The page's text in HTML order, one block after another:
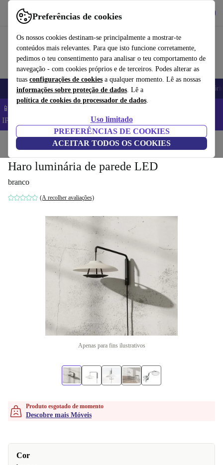
Preferências de cookies
Os nossos cookies destinam-se principalmente a mostrar-te
conteúdos mais relevantes. Para que isto funcione corretamente,
pedimos o teu consentimento para analisar o teu comportamento de
navegação - com cookies próprios e de terceiros. Podes alterar as
tuas configurações de cookies a qualquer momento. Lê as nossas
informações sobre proteção de dados. Lê a
política de cookies do processador de dados.
Uso limitado
PREFERÊNCIAS DE COOKIES
ACEITAR TODOS OS COOKIES
Use o refurbed de forma rápida e fácil
Telemóveis Computadores Portáteis Tablets
📱 Poupa 5% EXTRA em todos os iPhones – Código:
IPHONEDEAL –
Início Casa Móveis
Haro luminária de parede LED
branco
(A recolher avaliações)
Apenas para fins ilustrativos
Produto esgotado de momento
Descobre mais Móveis
Cor